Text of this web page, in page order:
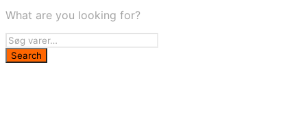
What are you looking for?